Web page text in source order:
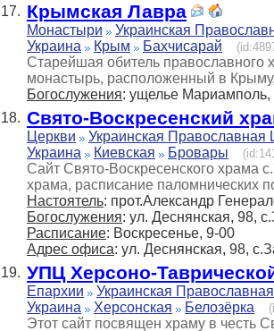
17. Крымская Лавра
Монастыри
Украинская
Украина
Крым Бахчисарай
Старейшая обитель православного
монастырь, расположенный в
Богослужения: ущелье Мариамполь,
18. Свято-Воскресенский
Церкви
Украинская Православная
Украина
Киевская Бровары
Cайт Свято-Воскресенского храма
храма, расписание паломнических
Настоятель: прот.Александр
Богослужения: ул. Деснянская, 98,
Расписание: Воскресенье, 9-00
Адрес офиса: ул. Деснянская, 98,
19. УПЦ Херсоно-
Епархии
Украинская
Украина
Херсонская Белозёрка
Этот сайт посвящен храму в честь